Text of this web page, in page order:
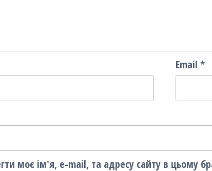
Email *
моє ім'я, e-mail, та адресу сайту в цьому